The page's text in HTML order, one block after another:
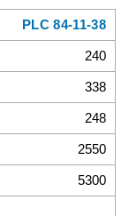
PLC 84-11-38
240
338
248
2550
5300